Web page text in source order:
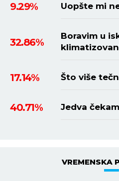
9.29% Uopšte mi
32.86%
Boravim u
17.14% Što više
40.71% Jedva
VREMENSKA